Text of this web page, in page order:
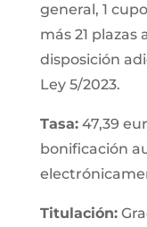
general, 1
más 21 plazas
disposición
Ley 5/2023.
Tasa:47,39
bonificación
Titulación: